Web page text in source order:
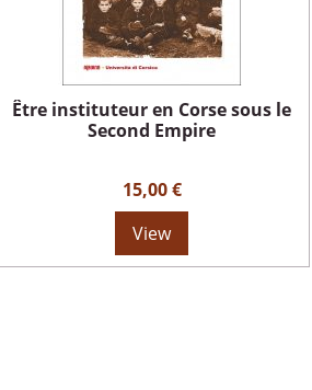
Être instituteur en Corse sous le
Second Empire
15,00 €
View